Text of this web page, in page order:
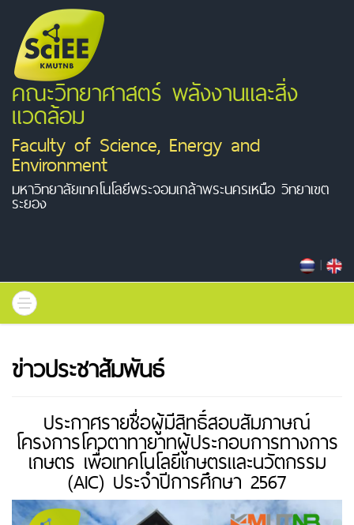
คณะวิทยาศาสตร์ พลังงานและสิ่ง
แวดล้อม
Faculty of Science, Energy and
Environment
มหาวิทยาลัยเทคโนโลยีพระจอมเกล้าพระนครเหนือ วิทยาเขต
ระยอง
|
ข่าวประชาสัมพันธ์
ประกาศรายชื่อผู้มีสิทธิ์สอบสัมภาษณ์
โครงการโควตาทายาทผู้ประกอบการทางการ
เกษตร เพื่อเทคโนโลยีเกษตรและนวัตกรรม
(AIC) ประจำปีการศึกษา 2567